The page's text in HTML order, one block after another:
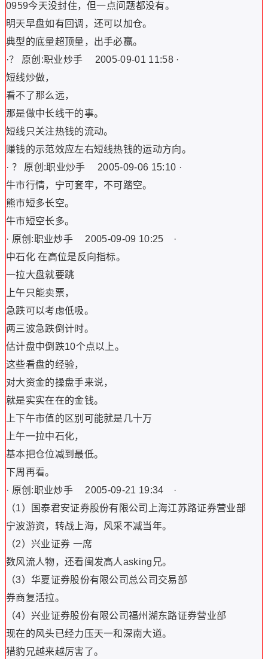
0959今天没封住，但一点问题都没有。
明天早盘如有回调，还可以加仓。
典型的底量超顶量，出手必赢。
·？ 原创:职业炒手 2005-09-01 11:58 ·
短线炒做，
看不了那么远，
那是做中长线干的事。
短线只关注热钱的流动。
赚钱的示范效应左右短线热钱的运动方向。
· ？ 原创:职业炒手 2005-09-06 15:10 ·
牛市行情，宁可套牢，不可踏空。
熊市短多长空。
牛市短空长多。
· 原创:职业炒手 2005-09-09 10:25 ·
中石化 在高位是反向指标。
一拉大盘就要跳
上午只能卖票，
急跌可以考虑低吸。
两三波急跌倒计时。
估计盘中倒跌10个点以上。
这些看盘的经验，
对大资金的操盘手来说，
就是实实在在的金钱。
上下午市值的区别可能就是几十万
上午一拉中石化，
基本把仓位减到最低。
下周再看。
· 原创:职业炒手 2005-09-21 19:34 ·
（1）国泰君安证券股份有限公司上海江苏路证券营业部
宁波游资，转战上海，风采不减当年。
（2）兴业证券 一席
数风流人物，还看闽发高人asking兄。
（3）华夏证券股份有限公司总公司交易部
券商复活拉。
（4）兴业证券股份有限公司福州湖东路证券营业部
现在的风头已经力压天一和深南大道。
猎豹兄越来越厉害了。